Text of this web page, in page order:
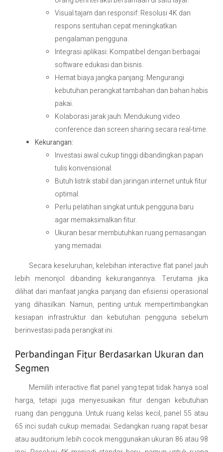
Visual tajam dan responsif: Resolusi 4K dan
respons sentuhan cepat meningkatkan
pengalaman pengguna.
Integrasi aplikasi: Kompatibel dengan berbagai
software edukasi dan bisnis.
Hemat biaya jangka panjang: Mengurangi
kebutuhan perangkat tambahan dan bahan habis
pakai.
Kolaborasi jarak jauh: Mendukung video
conference dan screen sharing secara real-time.
Kekurangan:
Investasi awal cukup tinggi dibandingkan papan
tulis konvensional.
Butuh listrik stabil dan jaringan internet untuk fitur
optimal.
Perlu pelatihan singkat untuk pengguna baru
agar memaksimalkan fitur.
Ukuran besar membutuhkan ruang pemasangan
yang memadai.
Secara keseluruhan, kelebihan interactive flat panel jauh
lebih menonjol dibanding kekurangannya. Terutama jika
dilihat dari manfaat jangka panjang dan efisiensi operasional
yang dihasilkan. Namun, penting untuk mempertimbangkan
kesiapan infrastruktur dan kebutuhan pengguna sebelum
berinvestasi pada perangkat ini.
Perbandingan Fitur Berdasarkan Ukuran dan
Segmen
Memilih interactive flat panel yang tepat tidak hanya soal
harga, tetapi juga menyesuaikan fitur dengan kebutuhan
ruang dan pengguna. Untuk ruang kelas kecil, panel 55 atau
65 inci sudah cukup memadai. Sedangkan ruang rapat besar
atau auditorium lebih cocok menggunakan ukuran 86 atau 98